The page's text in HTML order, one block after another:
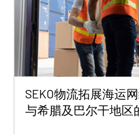
SEKO物流拓展海运
与希腊及巴尔干地区